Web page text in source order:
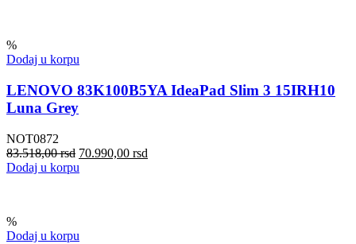
%
Dodaj u korpu
LENOVO 83K100B5YA IdeaPad Slim 3 15IRH10
Luna Grey
NOT0872
83.518,00rsd 70.990,00 rsd
Dodaj u korpu
%
Dodaj u korpu